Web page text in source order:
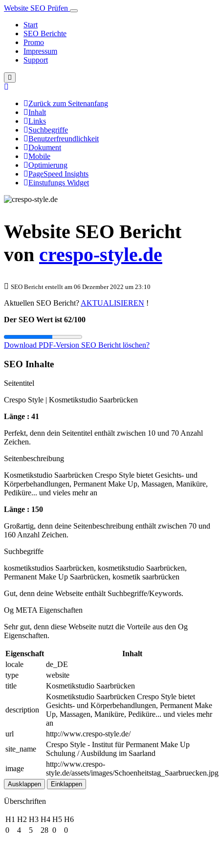
Website SEO Prüfen
Start
SEO Berichte
Promo
Impressum
Support
Zurück zum Seitenanfang
Inhalt
Links
Suchbegriffe
Benutzerfreundlichkeit
Dokument
Mobile
Optimierung
PageSpeed Insights
Einstufungs Widget
Website SEO Bericht
von crespo-style.de
SEO Bericht erstellt am 06 Dezember 2022 um 23:10
Aktuellen SEO Bericht? AKTUALISIEREN !
Der SEO Wert ist 62/100
Download PDF-Version SEO Bericht löschen?
SEO Inhalte
Seitentitel
Crespo Style | Kosmetikstudio Saarbrücken
Länge : 41
Perfekt, denn dein Seitentitel enthält zwischen 10 und 70 Anzahl
Zeichen.
Seitenbeschreibung
Kosmetikstudio Saarbrücken Crespo Style bietet Gesichts- und
Körperbehandlungen, Permanent Make Up, Massagen, Maniküre,
Pediküre... und vieles mehr an
Länge : 150
Großartig, denn deine Seitenbeschreibung enthält zwischen 70 und
160 Anzahl Zeichen.
Suchbegriffe
kosmetikstudios Saarbrücken, kosmetikstudio Saarbrücken,
Permanent Make Up Saarbrücken, kosmetik saarbrücken
Gut, denn deine Webseite enthält Suchbegriffe/Keywords.
Og META Eigenschaften
Sehr gut, denn diese Webseite nutzt die Vorteile aus den Og
Eigenschaften.
Eigenschaft
Inhalt
locale
de_DE
type
website
title
Kosmetikstudio Saarbrücken
description
Kosmetikstudio Saarbrücken Crespo Style bietet
Gesichts- und Körperbehandlungen, Permanent Make
Up, Massagen, Maniküre, Pediküre... und vieles mehr
an
url
http://www.crespo-style.de/
site_name
Crespo Style - Institut für Permanent Make Up
Schulung / Ausbildung im Saarland
image
http://www.crespo-
style.de/assets/images/Schoenheitstag_Saarbruecken.jpg
Ausklappen Einklappen
Überschriften
H1 H2 H3 H4 H5 H6
0
4 5 28 0 0